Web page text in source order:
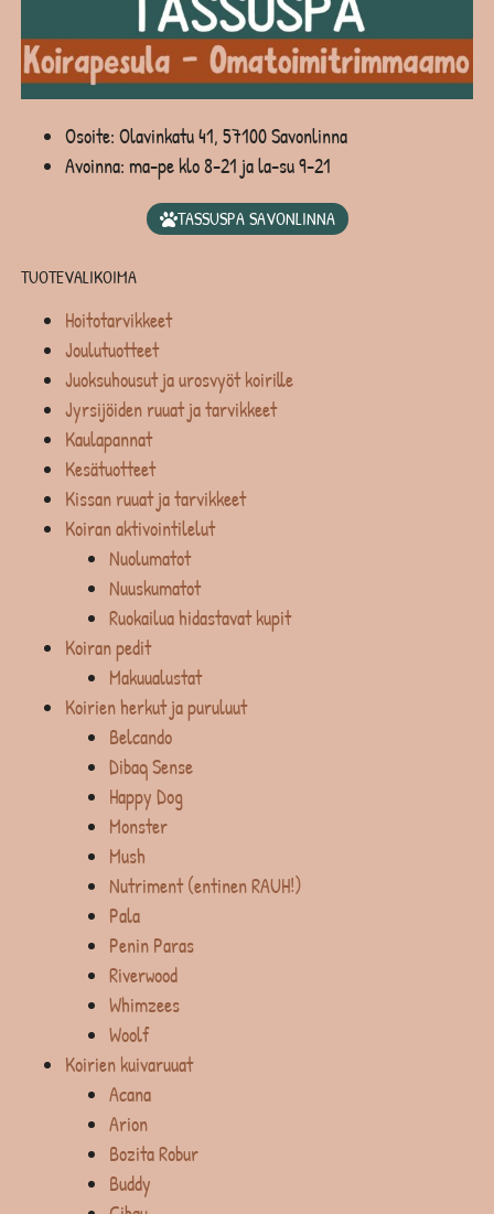
Osoite: Olavinkatu 41, 57100 Savonlinna
Avoinna: ma-pe klo 8-21 ja la-su 9-21
TASSUSPA SAVONLINNA
TUOTEVALIKOIMA
Hoitotarvikkeet
Joulutuotteet
Juoksuhousut ja urosvyöt koirille
Jyrsijöiden ruuat ja tarvikkeet
Kaulapannat
Kesätuotteet
Kissan ruuat ja tarvikkeet
Koiran aktivointilelut
Nuolumatot
Nuuskumatot
Ruokailua hidastavat kupit
Koiran pedit
Makuualustat
Koirien herkut ja puruluut
Belcando
Dibaq Sense
Happy Dog
Monster
Mush
Nutriment (entinen RAUH!)
Pala
Penin Paras
Riverwood
Whimzees
Woolf
Koirien kuivaruuat
Acana
Arion
Bozita Robur
Buddy